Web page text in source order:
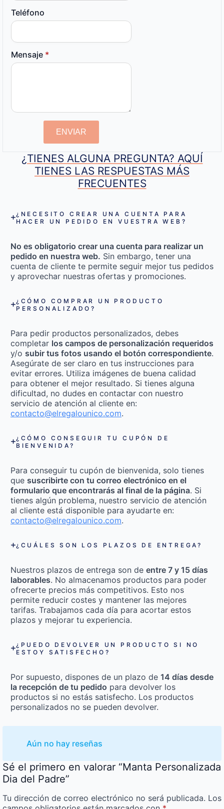
Teléfono
Mensaje *
ENVIAR
¿TIENES ALGUNA PREGUNTA? AQUÍ
TIENES LAS RESPUESTAS MÁS
FRECUENTES
¿NECESITO CREAR UNA CUENTA PARA
HACER UN PEDIDO EN VUESTRA WEB?
No es obligatorio crear una cuenta para realizar un
pedido en nuestra web. Sin embargo, tener una
cuenta de cliente te permite seguir mejor tus pedidos
y aprovechar nuestras ofertas y promociones.
¿CÓMO COMPRAR UN PRODUCTO
PERSONALIZADO?
Para pedir productos personalizados, debes
completar los campos de personalización requeridos
y/o subir tus fotos usando el botón correspondiente.
Asegúrate de ser claro en tus instrucciones para
evitar errores. Utiliza imágenes de buena calidad
para obtener el mejor resultado. Si tienes alguna
dificultad, no dudes en contactar con nuestro
servicio de atención al cliente en:
contacto@elregalounico.com.
¿CÓMO CONSEGUIR TU CUPÓN DE
BIENVENIDA?
Para conseguir tu cupón de bienvenida, solo tienes
que suscribirte con tu correo electrónico en el
formulario que encontrarás al final de la página. Si
tienes algún problema, nuestro servicio de atención
al cliente está disponible para ayudarte en:
contacto@elregalounico.com.
¿CUÁLES SON LOS PLAZOS DE ENTREGA?
Nuestros plazos de entrega son de entre 7 y 15 días
laborables. No almacenamos productos para poder
ofrecerte precios más competitivos. Esto nos
permite reducir costes y mantener las mejores
tarifas. Trabajamos cada día para acortar estos
plazos y mejorar tu experiencia.
¿PUEDO DEVOLVER UN PRODUCTO SI NO
ESTOY SATISFECHO?
Por supuesto, dispones de un plazo de 14 días desde
la recepción de tu pedido para devolver los
productos si no estás satisfecho. Los productos
personalizados no se pueden devolver.
Aún no hay reseñas
Sé el primero en valorar “Manta Personalizada
Dia del Padre”
Tu dirección de correo electrónico no será publicada. Los